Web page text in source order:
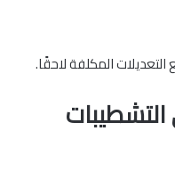
المكلفة لاحقًا.
التشطيبات